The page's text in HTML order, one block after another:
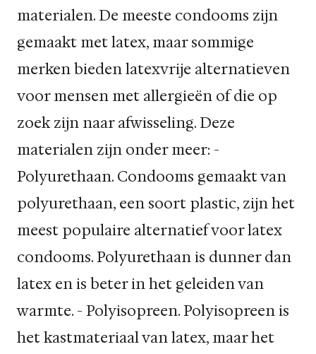
materialen. De meeste condooms zijn
gemaakt met latex, maar sommige
merken bieden latexvrije alternatieven
voor mensen met allergieën of die op
zoek zijn naar afwisseling. Deze
materialen zijn onder meer: -
Polyurethaan. Condooms gemaakt van
polyurethaan, een soort plastic, zijn het
meest populaire alternatief voor latex
condooms. Polyurethaan is dunner dan
latex en is beter in het geleiden van
warmte. - Polyisopreen. Polyisopreen is
het kastmateriaal van latex, maar het